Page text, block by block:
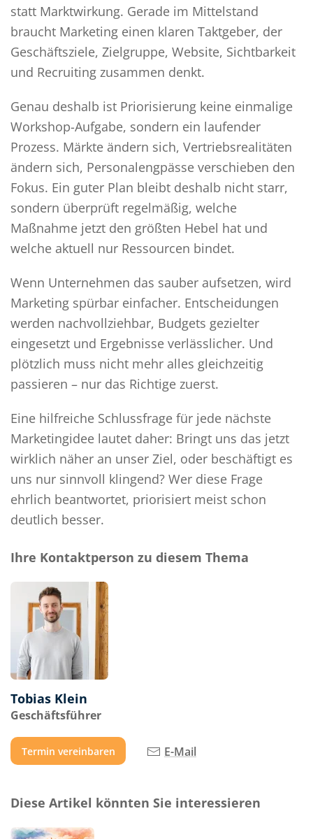
statt Marktwirkung. Gerade im Mittelstand
braucht Marketing einen klaren Taktgeber, der
Geschäftsziele, Zielgruppe, Website, Sichtbarkeit
und Recruiting zusammen denkt.
Genau deshalb ist Priorisierung keine einmalige
Workshop-Aufgabe, sondern ein laufender
Prozess. Märkte ändern sich, Vertriebsrealitäten
ändern sich, Personalengpässe verschieben den
Fokus. Ein guter Plan bleibt deshalb nicht starr,
sondern überprüft regelmäßig, welche
Maßnahme jetzt den größten Hebel hat und
welche aktuell nur Ressourcen bindet.
Wenn Unternehmen das sauber aufsetzen, wird
Marketing spürbar einfacher. Entscheidungen
werden nachvollziehbar, Budgets gezielter
eingesetzt und Ergebnisse verlässlicher. Und
plötzlich muss nicht mehr alles gleichzeitig
passieren – nur das Richtige zuerst.
Eine hilfreiche Schlussfrage für jede nächste
Marketingidee lautet daher: Bringt uns das jetzt
wirklich näher an unser Ziel, oder beschäftigt es
uns nur sinnvoll klingend? Wer diese Frage
ehrlich beantwortet, priorisiert meist schon
deutlich besser.
Ihre Kontaktperson zu diesem Thema
Tobias Klein
Geschäftsführer
Termin vereinbaren E-Mail
Diese Artikel könnten Sie interessieren